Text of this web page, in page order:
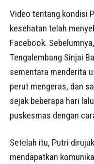
Video tentang kondisi
kesehatan telah
Facebook.
Tengalembang Sinjai
sementara menderita
perut mengeras, dan
sejak beberapa hari
puskesmas dengan
Setelah itu, Putri
mendapatkan